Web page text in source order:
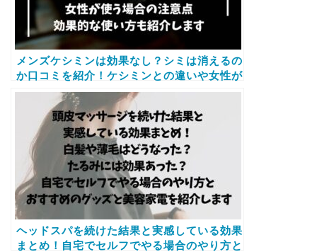
メンズケシミンは効果なし？シミは消えるの
か口コミを紹介！ケシミンとの違いや女性が
使う場合の注意点に使い方も紹介します
ヘッドスパを続けた結果と実感している効果
まとめ！自宅でセルフでやる場合のやり方と